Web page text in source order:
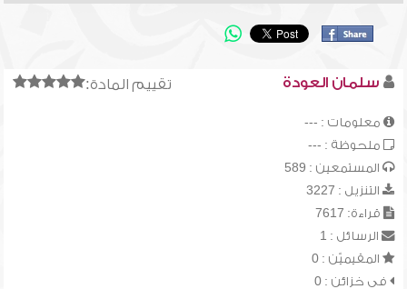
تقييم المادة: سلمان العودة
معلومات : ---
ملحوظة : ---
المستمعين : 589
التنزيل : 3227
قراءة: 7617
الرسائل : 1
المقيميّن : 0
في خزائن : 0